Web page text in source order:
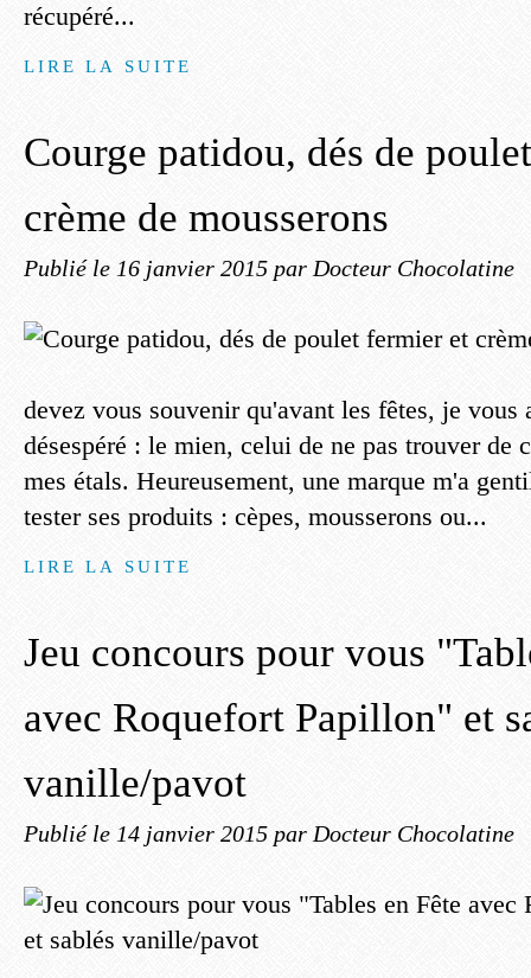
récupéré...
LIRE LA SUITE
Courge patidou, dés de
crème de mousserons
Publié le 16 janvier 2015 par Docteur Chocolatine
devez vous souvenir qu'avant les fêtes, je vous
désespéré : le mien, celui de ne pas trouver de
mes étals. Heureusement, une marque m'a
tester ses produits : cèpes, mousserons ou...
LIRE LA SUITE
Jeu concours pour vous
avec Roquefort Papillon" et
vanille/pavot
Publié le 14 janvier 2015 par Docteur Chocolatine